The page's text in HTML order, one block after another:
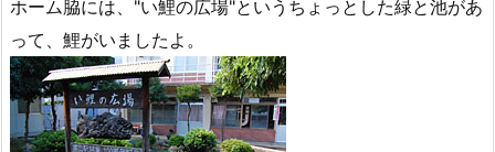
ホーム脇には、"い鯉の広場"というちょっとした緑と池があ
って、鯉がいましたよ。